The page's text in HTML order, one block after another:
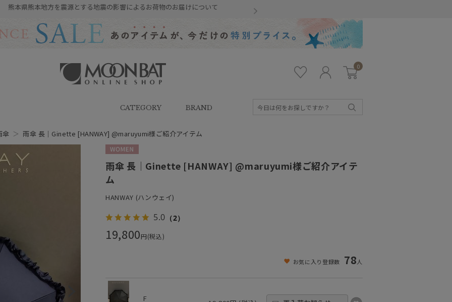
熊本県熊本地方を震源とする地震の影響によるお荷物のお届けについて
SHOP（ムーンバットオンラインシ
イ
ン
0
CATEGORY BRAND
傘 ＞雨傘 長｜Ginette [HANWAY] @maruyumi様ご紹介アイテム
雨傘 長｜Ginette [HANWAY] @maruyumi様ご紹介アイテ
ム
HANWAY (ハンウェイ)
5.0 （2）
19,800円(税込)
お気に入り登録数 78人
F